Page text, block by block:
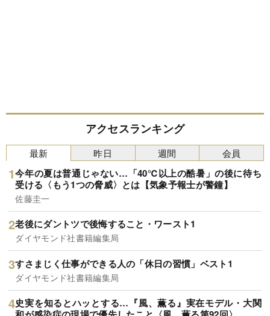
アクセスランキング
最新
今年の夏は普通じゃない…「40℃以上の酷暑」の後に待ち
受ける〈もう1つの脅威〉とは【気象予報士が警鐘】
佐藤圭一
老後にダントツで後悔すること・ワースト1
ダイヤモンド社書籍編集局
すさまじく仕事ができる人の「休日の習慣」ベスト1
ダイヤモンド社書籍編集局
史実を知るとハッとする…『風、薫る』実在モデル・大関
昨日 週間 会員